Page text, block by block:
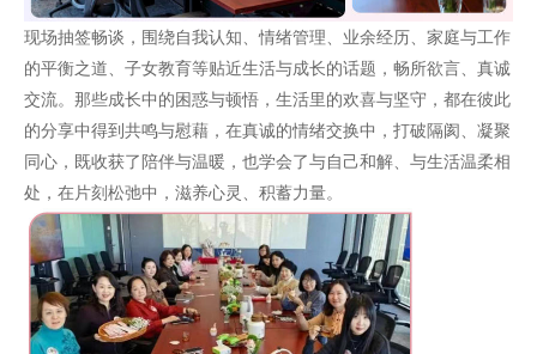
现场抽签畅谈，围绕自我认知、情绪管理、业余经历、家庭与工作
的平衡之道、子女教育等贴近生活与成长的话题，畅所欲言、真诚
交流。那些成长中的困惑与顿悟，生活里的欢喜与坚守，都在彼此
的分享中得到共鸣与慰藉，在真诚的情绪交换中，打破隔阂、凝聚
同心，既收获了陪伴与温暖，也学会了与自己和解、与生活温柔相
处，在片刻松弛中，滋养心灵、积蓄力量。